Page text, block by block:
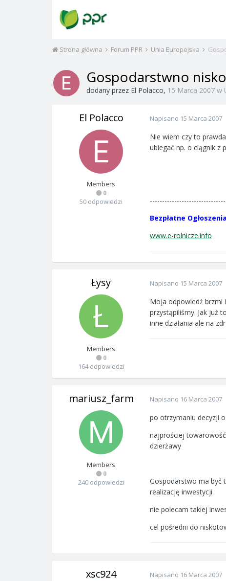
Strona główna Forum PPR Unia Europejska
Gospodarstwno
dodany przez El Polacco, 15 Marca 2007 w
El Polacco
Members
0
50 odpowiedzi
Napisano 15 Marca 2007
Nie wiem czy to
ubiegać np. o ciągnik z
Bezpłatne
www.e-rolnicze.info
Łysy
Members
0
164 odpowiedzi
Napisano 15 Marca 2007
Moja odpowiedź brzmi
przystąpiliśmy. Jak już
inne działania ale na
mariusz_farm
Members
0
240 odpowiedzi
Napisano 16 Marca 2007
po otrzymaniu decyzji
najprościej
dzierżawy
Gospodarstwo ma być
realizację inwestycji.
nie polecam takiej
cel pośredni do
xsc924 Napisano 16 Marca 2007